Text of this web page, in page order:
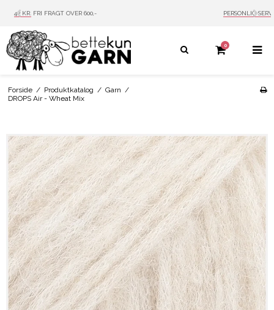
PERSONLIG SERVICE
0
Forside / Produktkatalog / Garn /
DROPS Air - Wheat Mix